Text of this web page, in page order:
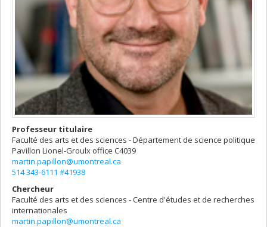
Professeur titulaire
Faculté des arts et des sciences - Département de science politique
Pavillon Lionel-Groulx office C4039
martin.papillon@umontreal.ca
514 343-6111 #41938
Chercheur
Faculté des arts et des sciences - Centre d'études et de recherches
internationales
martin.papillon@umontreal.ca